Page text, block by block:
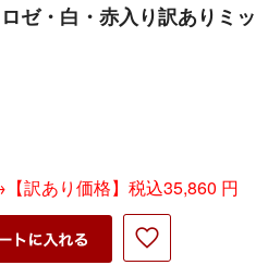
ゼ・白・赤入り訳ありミッ
訳あり価格】税込35,860 円